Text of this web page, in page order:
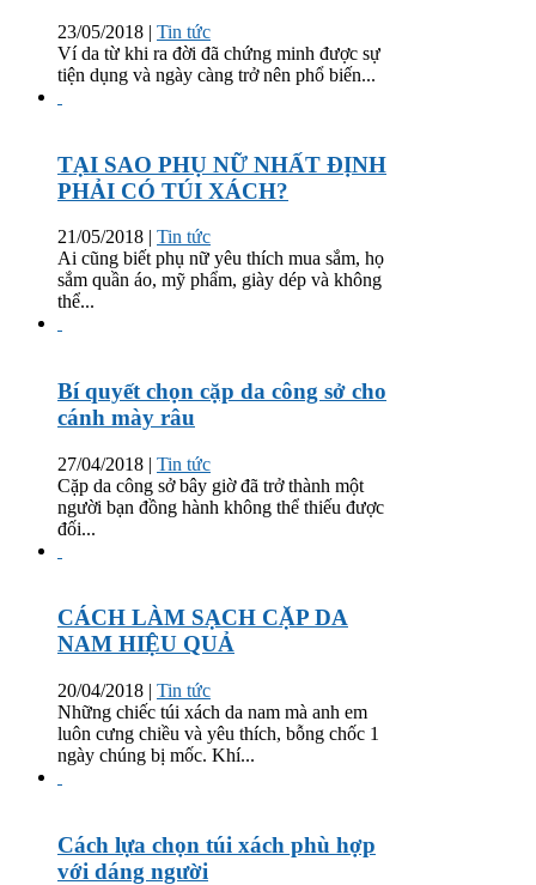
23/05/2018 | Tin tức
Ví da từ khi ra đời đã chứng minh được sự
tiện dụng và ngày càng trở nên phổ biến...
TẠI SAO PHỤ NỮ NHẤT ĐỊNH
PHẢI CÓ TÚI XÁCH?
21/05/2018 | Tin tức
Ai cũng biết phụ nữ yêu thích mua sắm, họ
sắm quần áo, mỹ phẩm, giày dép và không
thể...
Bí quyết chọn cặp da công sở cho
cánh mày râu
27/04/2018 | Tin tức
Cặp da công sở bây giờ đã trở thành một
người bạn đồng hành không thể thiếu được
đối...
CÁCH LÀM SẠCH CẶP DA
NAM HIỆU QUẢ
20/04/2018 | Tin tức
Những chiếc túi xách da nam mà anh em
luôn cưng chiều và yêu thích, bỗng chốc 1
ngày chúng bị mốc. Khí...
Cách lựa chọn túi xách phù hợp
với dáng người